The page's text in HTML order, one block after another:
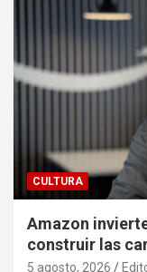
CULTURA
Amazon
construir las
5 agosto, 2026